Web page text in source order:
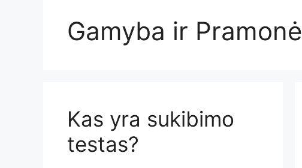
Gamyba ir Pramonė
Kas yra sukibimo
testas?